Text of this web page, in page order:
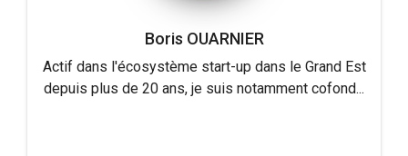
Boris OUARNIER
Actif dans l'écosystème start-up dans le Grand Est
depuis plus de 20 ans, je suis notamment cofond...